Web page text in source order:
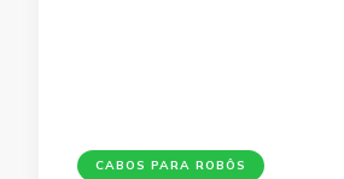
CABOS PARA ROBÔS